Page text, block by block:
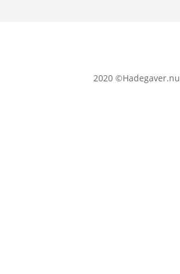
2020 ©Hadegaver.nu